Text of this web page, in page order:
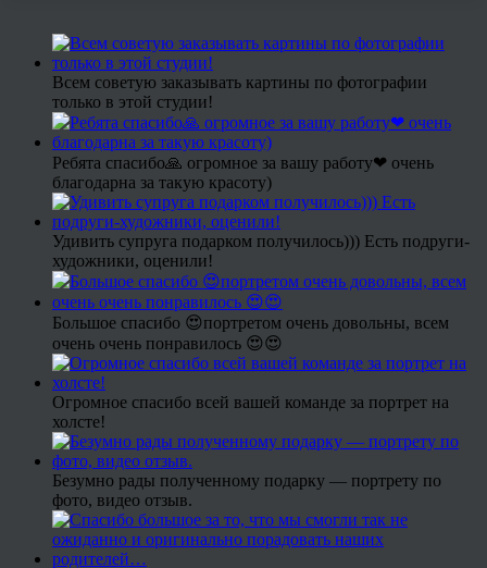
Всем советую заказывать картины по фотографии
только в этой студии!
Ребята спасибо🙏 огромное за вашу работу❤ очень
благодарна за такую красоту)
Удивить супруга подарком получилось))) Есть подруги-
художники, оценили!
Большое спасибо 😍портретом очень довольны, всем
очень очень понравилось 😍😍
Огромное спасибо всей вашей команде за портрет на
холсте!
Безумно рады полученному подарку — портрету по
фото, видео отзыв.